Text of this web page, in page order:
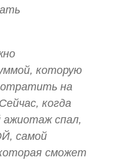
которую
на
когда
спал,
самой
сможет